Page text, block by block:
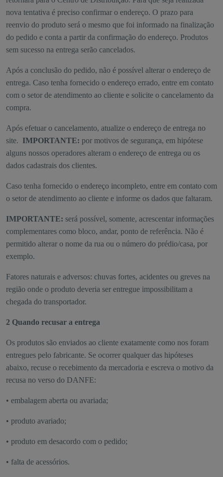
nova tentativa é preciso confirmar o endereço. O prazo para
reenvio do produto será o mesmo que foi informado na finalização
do pedido e conta a partir da confirmação do endereço. Produtos
sem sucesso na entrega serão cancelados.
Após a conclusão do pedido, não é possível alterar o endereço de
entrega. Caso tenha fornecido o endereço errado, entre em contato
com o setor de atendimento ao cliente e solicite o cancelamento da
compra.
Após efetuar o cancelamento, atualize o endereço de entrega no
site. IMPORTANTE: por motivos de segurança, em hipótese
alguns nossos operadores alteram o endereço de entrega ou os
dados cadastrais dos clientes.
Caso tenha fornecido o endereço incompleto, entre em contato com
o setor de atendimento ao cliente e informe os dados que faltaram.
IMPORTANTE: será possível, somente, acrescentar informações
complementares como bloco, andar, ponto de referência. Não é
permitido alterar o nome da rua ou o número do prédio/casa, por
exemplo.
Fatores naturais e adversos: chuvas fortes, acidentes ou greves na
região onde o produto deveria ser entregue impossibilitam a
chegada do transportador.
2 Quando recusar a entrega
Os produtos são enviados ao cliente exatamente como nos foram
entregues pelo fabricante. Se ocorrer qualquer das hipóteses
abaixo, recuse o recebimento da mercadoria e escreva o motivo da
recusa no verso do DANFE:
• embalagem aberta ou avariada;
• produto avariado;
• produto em desacordo com o pedido;
• falta de acessórios.